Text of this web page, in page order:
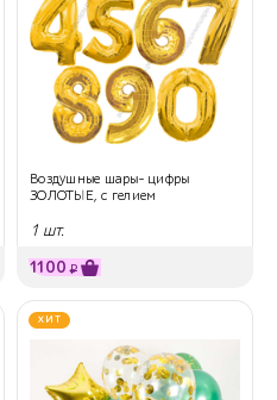
Воздушные шары- цифры
ЗОЛОТЫЕ, с гелием
1 шт.
1100 ₽
ХИТ